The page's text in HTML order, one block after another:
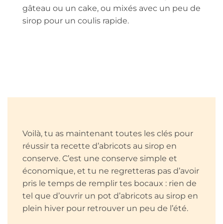
gâteau ou un cake, ou mixés avec un peu de
sirop pour un coulis rapide.
Voilà, tu as maintenant toutes les clés pour
réussir ta recette d’abricots au sirop en
conserve. C’est une conserve simple et
économique, et tu ne regretteras pas d’avoir
pris le temps de remplir tes bocaux : rien de
tel que d’ouvrir un pot d’abricots au sirop en
plein hiver pour retrouver un peu de l’été.